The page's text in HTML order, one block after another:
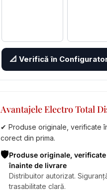
📐 Verifică în
Avantajele Electro Total
✔ Produse originale, verificate
corect din prima.
🛡️Produse originale, verificate
înainte de livrare
Distribuitor autorizat.
trasabilitate clară.